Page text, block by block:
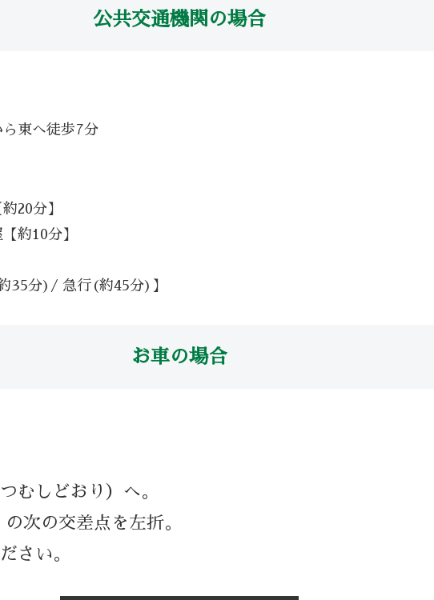
公共交通機関の場合
東へ徒歩7分
20分】
約10分】
35分)/ 急行(約45分)】
お車の場合
むしどおり）へ。
次の交差点を左折。
さい。